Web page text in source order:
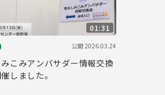
01:31
公開2026.03.24
こみアンバサダー情報交換
しました。